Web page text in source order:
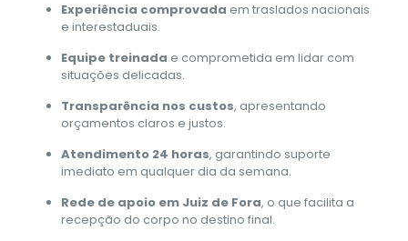
Experiência comprovada em traslados nacionais
e interestaduais.
Equipe treinada e comprometida em lidar com
situações delicadas.
Transparência nos custos, apresentando
orçamentos claros e justos.
Atendimento 24 horas, garantindo suporte
imediato em qualquer dia da semana.
Rede de apoio em Juiz de Fora, o que facilita a
recepção do corpo no destino final.